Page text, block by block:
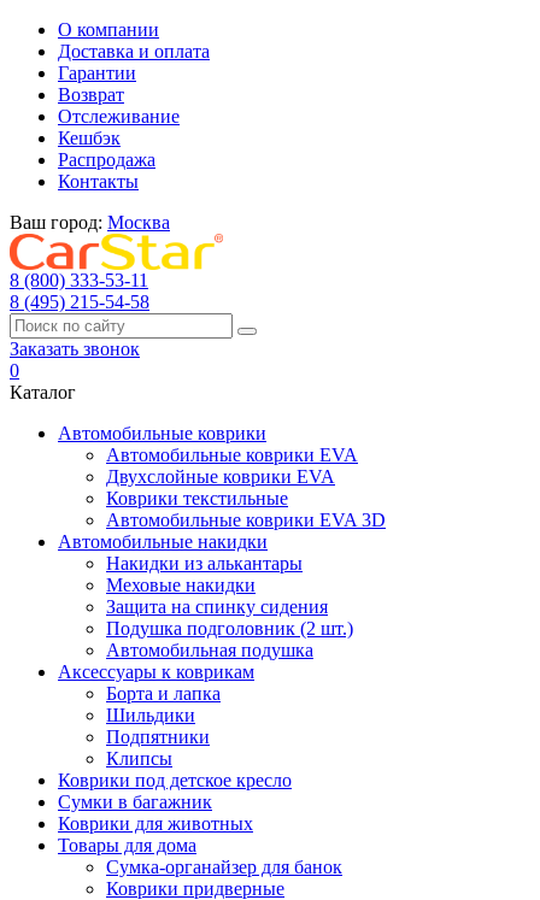
О компании
Доставка и оплата
Гарантии
Возврат
Отслеживание
Кешбэк
Распродажа
Контакты
Ваш город: Москва
8 (800) 333-53-11
8 (495) 215-54-58
Заказать звонок
0
Каталог
Автомобильные коврики
Автомобильные коврики EVA
Двухслойные коврики EVA
Коврики текстильные
Автомобильные коврики EVA 3D
Автомобильные накидки
Накидки из алькантары
Меховые накидки
Защита на спинку сидения
Подушка подголовник (2 шт.)
Автомобильная подушка
Аксессуары к коврикам
Борта и лапка
Шильдики
Подпятники
Клипсы
Коврики под детское кресло
Сумки в багажник
Коврики для животных
Товары для дома
Сумка-органайзер для банок
Коврики придверные